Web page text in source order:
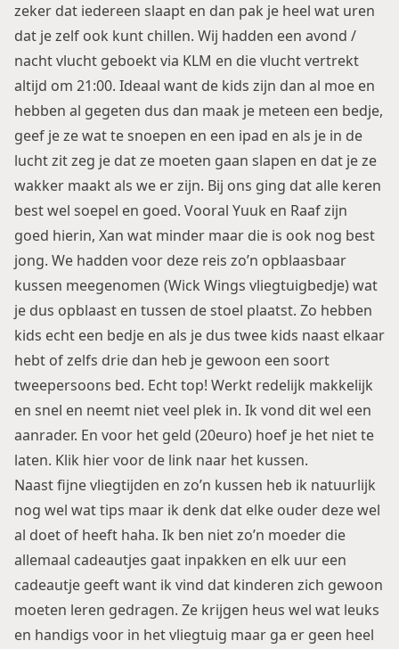
zeker dat iedereen slaapt en dan pak je heel wat uren
dat je zelf ook kunt chillen. Wij hadden een avond /
nacht vlucht geboekt via KLM en die vlucht vertrekt
altijd om 21:00. Ideaal want de kids zijn dan al moe en
hebben al gegeten dus dan maak je meteen een bedje,
geef je ze wat te snoepen en een ipad en als je in de
lucht zit zeg je dat ze moeten gaan slapen en dat je ze
wakker maakt als we er zijn. Bij ons ging dat alle keren
best wel soepel en goed. Vooral Yuuk en Raaf zijn
goed hierin, Xan wat minder maar die is ook nog best
jong. We hadden voor deze reis zo’n opblaasbaar
kussen meegenomen (Wick Wings vliegtuigbedje) wat
je dus opblaast en tussen de stoel plaatst. Zo hebben
kids echt een bedje en als je dus twee kids naast elkaar
hebt of zelfs drie dan heb je gewoon een soort
tweepersoons bed. Echt top! Werkt redelijk makkelijk
en snel en neemt niet veel plek in. Ik vond dit wel een
aanrader. En voor het geld (20euro) hoef je het niet te
laten. Klik hiervoor de link naar het kussen.
Naast fijne vliegtijden en zo’n kussen heb ik natuurlijk
nog wel wat tips maar ik denk dat elke ouder deze wel
al doet of heeft haha. Ik ben niet zo’n moeder die
allemaal cadeautjes gaat inpakken en elk uur een
cadeautje geeft want ik vind dat kinderen zich gewoon
moeten leren gedragen. Ze krijgen heus wel wat leuks
en handigs voor in het vliegtuig maar ga er geen heel